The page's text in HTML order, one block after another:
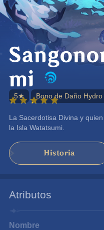
mi
5★ Bono de Daño Hydro
La Sacerdotisa Divina y
la Isla Watatsumi.
Historia
Atributos
Nombre